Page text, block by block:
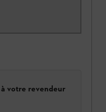
votre revendeur